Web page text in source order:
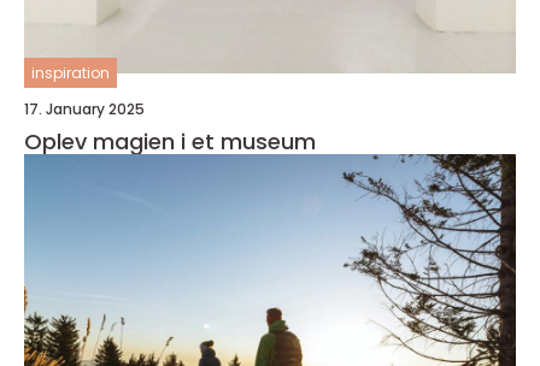
inspiration
17. January 2025
Oplev magien i et museum